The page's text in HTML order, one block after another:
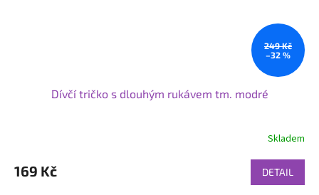
249 Kč
–32 %
Dívčí tričko s dlouhým rukávem tm. modré
Skladem
169 Kč DETAIL